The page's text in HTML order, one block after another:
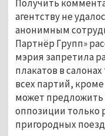
Получить
агентству не
анонимным
Партнёр Групп»
мэрия запретила
плакатов в
всех партий,
может
оппозиции только
пригородных